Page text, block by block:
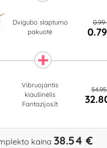
Dvigubo slaptumo
pakuotė
Vibruojantis
kiaušinėlis
Fantazijos.lt
kaina 38.54 €